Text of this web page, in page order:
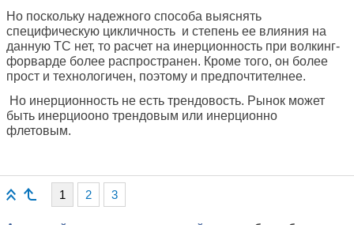
Но поскольку надежного способа выяснять
специфическую цикличность и степень ее влияния на
данную ТС нет, то расчет на инерционность при волкинг-
форварде более распространен. Кроме того, он более
прост и технологичен, поэтому и предпочтителнее.
Но инерционность не есть трендовость. Рынок может
быть инерциооно трендовым или инерционно
флетовым.
1 2 3